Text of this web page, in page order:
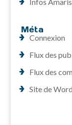
Méta
Connexion
Flux des
Flux des
Site de